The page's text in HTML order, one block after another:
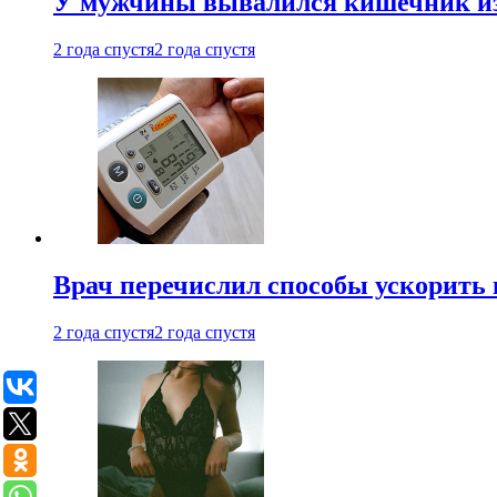
2 года спустя2 года спустя
Врач перечислил способы ускорить
2 года спустя2 года спустя